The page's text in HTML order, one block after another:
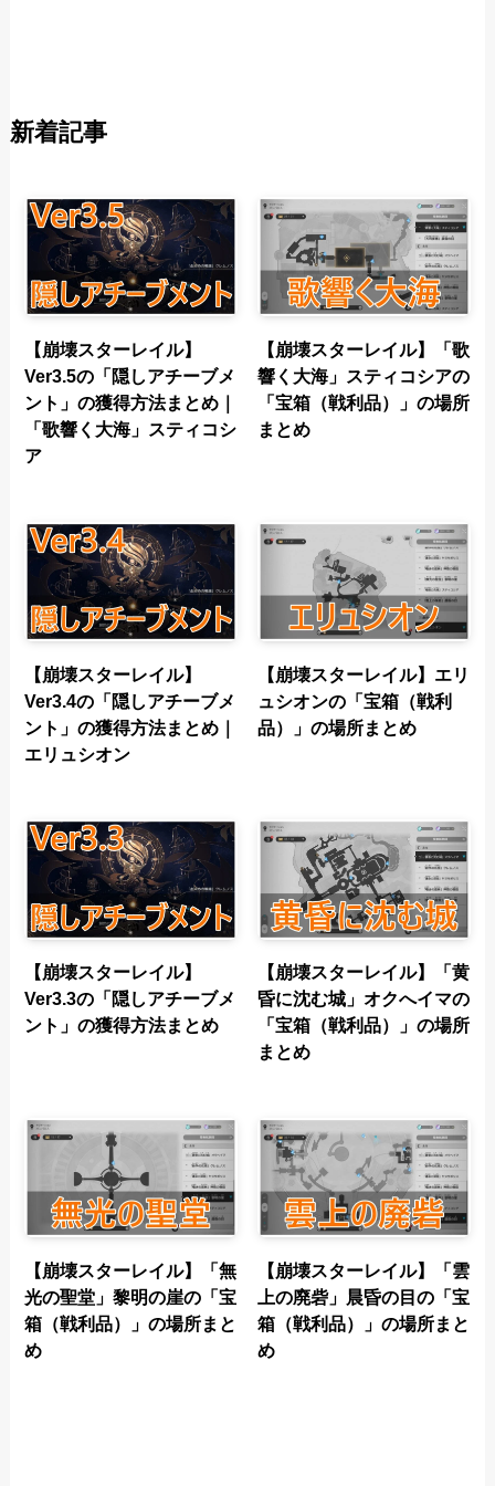
新着記事
【崩壊スターレイル】
Ver3.5の「隠しアチーブメ
ント」の獲得方法まとめ｜
「歌響く大海」スティコシ
ア
【崩壊スターレイル】「歌
響く大海」スティコシアの
「宝箱（戦利品）」の場所
まとめ
【崩壊スターレイル】
Ver3.4の「隠しアチーブメ
ント」の獲得方法まとめ｜
エリュシオン
【崩壊スターレイル】エリ
ュシオンの「宝箱（戦利
品）」の場所まとめ
【崩壊スターレイル】
Ver3.3の「隠しアチーブメ
ント」の獲得方法まとめ
【崩壊スターレイル】「黄
昏に沈む城」オクへイマの
「宝箱（戦利品）」の場所
まとめ
【崩壊スターレイル】「無
光の聖堂」黎明の崖の「宝
箱（戦利品）」の場所まと
め
【崩壊スターレイル】「雲
上の廃砦」晨昏の目の「宝
箱（戦利品）」の場所まと
め